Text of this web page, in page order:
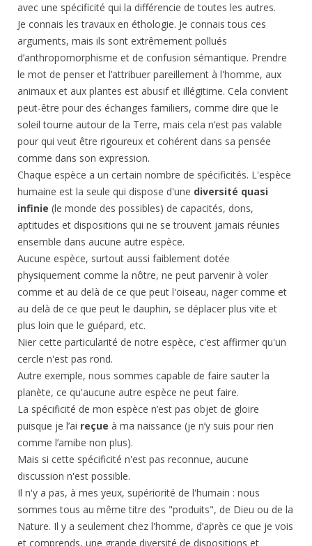
avec une spécificité qui la différencie de toutes les autres.
Je connais les travaux en éthologie. Je connais tous ces
arguments, mais ils sont extrêmement pollués
d’anthropomorphisme et de confusion sémantique. Prendre
le mot de penser et l’attribuer pareillement à l'homme, aux
animaux et aux plantes est abusif et illégitime. Cela convient
peut-être pour des échanges familiers, comme dire que le
soleil tourne autour de la Terre, mais cela n’est pas valable
pour qui veut être rigoureux et cohérent dans sa pensée
comme dans son expression.
Chaque espèce a un certain nombre de spécificités. L'espèce
humaine est la seule qui dispose d'une diversité quasi
infinie (le monde des possibles) de capacités, dons,
aptitudes et dispositions qui ne se trouvent jamais réunies
ensemble dans aucune autre espèce.
Aucune espèce, surtout aussi faiblement dotée
physiquement comme la nôtre, ne peut parvenir à voler
comme et au delà de ce que peut l'oiseau, nager comme et
au delà de ce que peut le dauphin, se déplacer plus vite et
plus loin que le guépard, etc.
Nier cette particularité de notre espèce, c'est affirmer qu'un
cercle n'est pas rond.
Autre exemple, nous sommes capable de faire sauter la
planète, ce qu'aucune autre espèce ne peut faire.
La spécificité de mon espèce n’est pas objet de gloire
puisque je l’ai reçue à ma naissance (je n’y suis pour rien
comme l’amibe non plus).
Mais si cette spécificité n'est pas reconnue, aucune
discussion n'est possible.
Il n'y a pas, à mes yeux, supériorité de l'humain : nous
sommes tous au même titre des "produits", de Dieu ou de la
Nature. Il y a seulement chez l'homme, d’après ce que je vois
et comprends, une grande diversité de dispositions et